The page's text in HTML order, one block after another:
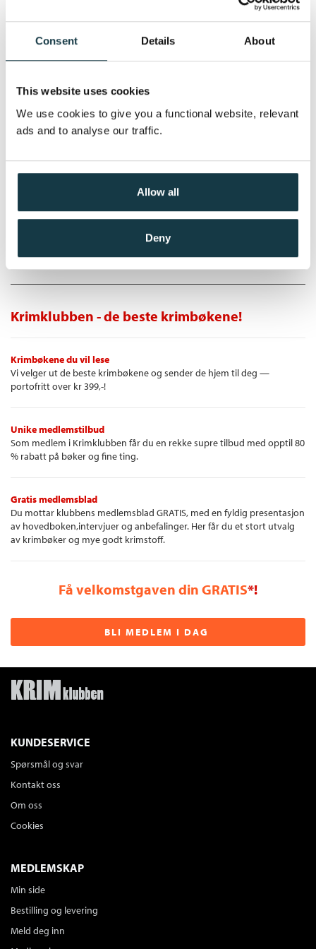
Consent Details About
This website uses cookies
We use cookies to give you a functional website, relevant
ads and to analyse our traffic.
Allow all
Deny
Nedlastbar lydbok
Pris 399,–
Pris 399,–
Krimklubben - de beste krimbøkene!
Krimbøkene du vil lese
Vi velger ut de beste krimbøkene og sender de hjem til deg —
portofritt over kr 399,-!
Unike medlemstilbud
Som medlem i Krimklubben får du en rekke supre tilbud med opptil 80
% rabatt på bøker og fine ting.
Gratis medlemsblad
Du mottar klubbens medlemsblad GRATIS, med en fyldig presentasjon
av hovedboken,intervjuer og anbefalinger. Her får du et stort utvalg
av krimbøker og mye godt krimstoff.
Få velkomstgaven din GRATIS*!
BLI MEDLEM I DAG
KUNDESERVICE
Spørsmål og svar
Kontakt oss
Om oss
Cookies
MEDLEMSKAP
Min side
Bestilling og levering
Meld deg inn